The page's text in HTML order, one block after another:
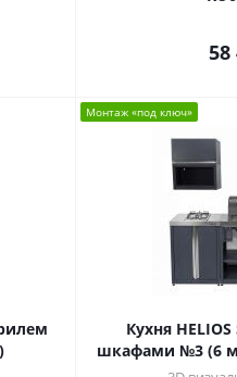
58
Монтаж «под ключ»
Кухня
шкафами №3 (6